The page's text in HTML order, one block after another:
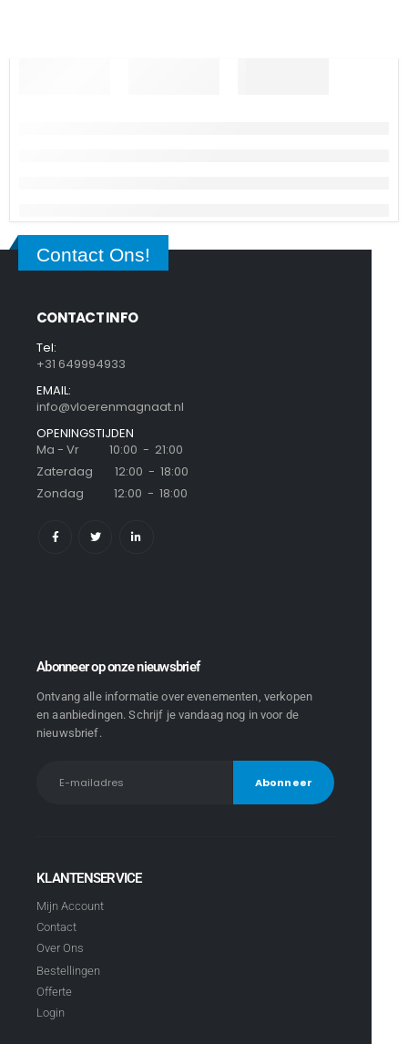
Contact Ons!
CONTACT INFO
Tel:
+31 649994933
EMAIL:
info@vloerenmagnaat.nl
OPENINGSTIJDEN
Ma - Vr 10:00 - 21:00
Zaterdag 12:00 - 18:00
Zondag 12:00 - 18:00
Abonneer op onze nieuwsbrief
Ontvang alle informatie over evenementen, verkopen
en aanbiedingen. Schrijf je vandaag nog in voor de
nieuwsbrief.
KLANTENSERVICE
Mijn Account
Contact
Over Ons
Bestellingen
Offerte
Login